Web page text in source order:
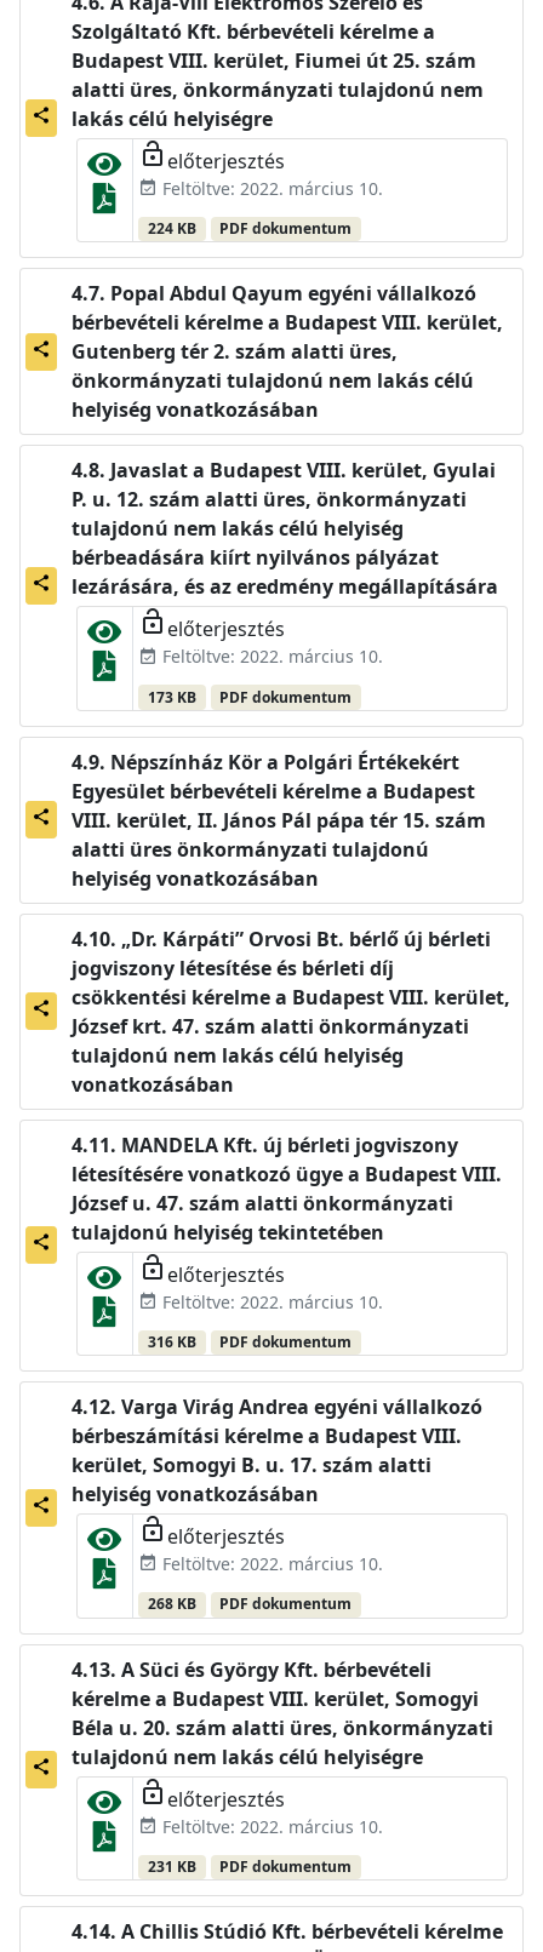
share
Szolgáltató Kft. bérbevételi kérelme a
Budapest VIII. kerület, Fiumei út 25. szám
alatti üres, önkormányzati tulajdonú nem
lakás célú helyiségre
lock_open előterjesztés
event_available Feltöltve: 2022. március 10.
224 KB PDF dokumentum
share
Popal Abdul Qayum egyéni vállalkozó
bérbevételi kérelme a Budapest VIII. kerület,
Gutenberg tér 2. szám alatti üres,
önkormányzati tulajdonú nem lakás célú
helyiség vonatkozásában
share
Javaslat a Budapest VIII. kerület, Gyulai
P. u. 12. szám alatti üres, önkormányzati
tulajdonú nem lakás célú helyiség
bérbeadására kiírt nyilvános pályázat
lezárására, és az eredmény megállapítására
lock_open előterjesztés
event_available Feltöltve: 2022. március 10.
173 KB PDF dokumentum
share
Népszínház Kör a Polgári Értékekért
Egyesület bérbevételi kérelme a Budapest
VIII. kerület, II. János Pál pápa tér 15. szám
alatti üres önkormányzati tulajdonú
helyiség vonatkozásában
share
„Dr. Kárpáti” Orvosi Bt. bérlő új bérleti
jogviszony létesítése és bérleti díj
csökkentési kérelme a Budapest VIII. kerület,
József krt. 47. szám alatti önkormányzati
tulajdonú nem lakás célú helyiség
vonatkozásában
share
MANDELA Kft. új bérleti jogviszony
létesítésére vonatkozó ügye a Budapest VIII.
József u. 47. szám alatti önkormányzati
tulajdonú helyiség tekintetében
lock_open előterjesztés
event_available Feltöltve: 2022. március 10.
316 KB PDF dokumentum
share
Varga Virág Andrea egyéni vállalkozó
bérbeszámítási kérelme a Budapest VIII.
kerület, Somogyi B. u. 17. szám alatti
helyiség vonatkozásában
lock_open előterjesztés
event_available Feltöltve: 2022. március 10.
268 KB PDF dokumentum
share
A Süci és György Kft. bérbevételi
kérelme a Budapest VIII. kerület, Somogyi
Béla u. 20. szám alatti üres, önkormányzati
tulajdonú nem lakás célú helyiségre
lock_open előterjesztés
event_available Feltöltve: 2022. március 10.
231 KB PDF dokumentum
A Chillis Stúdió Kft. bérbevételi kérelme